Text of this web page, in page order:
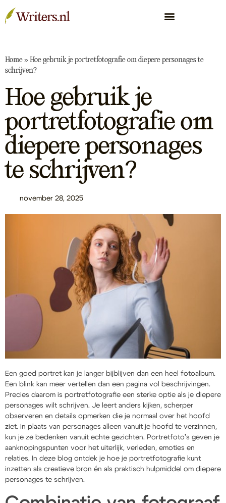
Home » Hoe gebruik je portretfotografie om diepere personages te
schrijven?
Hoe gebruik je
portretfotografie om
diepere personages
te schrijven?
november 28, 2025
Een goed portret kan je langer bijblijven dan een heel fotoalbum.
Een blink kan meer vertellen dan een pagina vol beschrijvingen.
Precies daarom is portretfotografie een sterke optie als je diepere
personages wilt schrijven. Je leert anders kijken, scherper
observeren en details opmerken die je normaal over het hoofd
ziet. In plaats van personages alleen vanuit je hoofd te verzinnen,
kun je ze bedenken vanuit echte gezichten. Portretfoto’s geven je
aanknopingspunten voor het uiterlijk, verleden, emoties en
relaties. In deze blog ontdek je hoe je portretfotografie kunt
inzetten als creatieve bron én als praktisch hulpmiddel om diepere
personages te schrijven.